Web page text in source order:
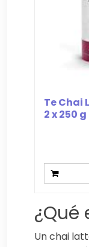
Te Chai
2 x 250 g
¿Qué
Un chai